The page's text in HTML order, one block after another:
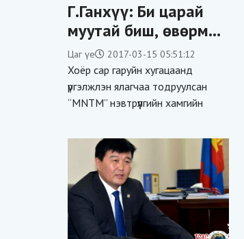
Г.Ганхүү: Би царай
муутай биш, өвөрмөц
төрөхтэй юм байна
Цаг үе 2017-03-15 05:51:12
Хоёр сар гаруйн хугацаанд
үргэлжлэн ялагчаа тодруулсан
“MNTM” нэвтрүүлгийн хамгийн